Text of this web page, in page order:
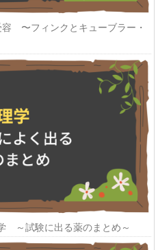
容 〜フィンクとキューブラー・
～試験に出る薬のまとめ～